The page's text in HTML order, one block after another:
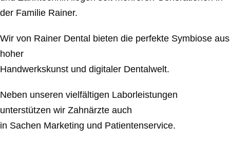
der Familie Rainer.
Wir von Rainer Dental bieten die perfekte Symbiose aus
hoher
Handwerkskunst und digitaler Dentalwelt.
Neben unseren vielfältigen Laborleistungen
unterstützen wir Zahnärzte auch
in Sachen Marketing und Patientenservice.